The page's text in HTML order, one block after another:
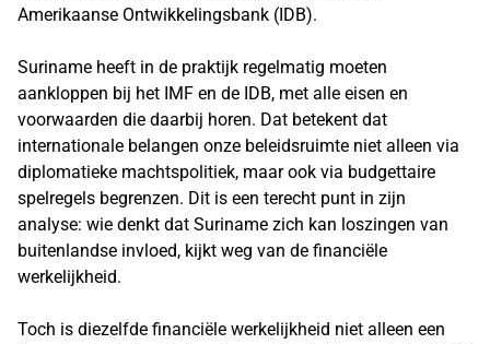
Amerikaanse Ontwikkelingsbank (IDB).
Suriname heeft in de praktijk regelmatig moeten
aankloppen bij het IMF en de IDB, met alle eisen en
voorwaarden die daarbij horen. Dat betekent dat
internationale belangen onze beleidsruimte niet alleen via
diplomatieke machtspolitiek, maar ook via budgettaire
spelregels begrenzen. Dit is een terecht punt in zijn
analyse: wie denkt dat Suriname zich kan loszingen van
buitenlandse invloed, kijkt weg van de financiële
werkelijkheid.
Toch is diezelfde financiële werkelijkheid niet alleen een